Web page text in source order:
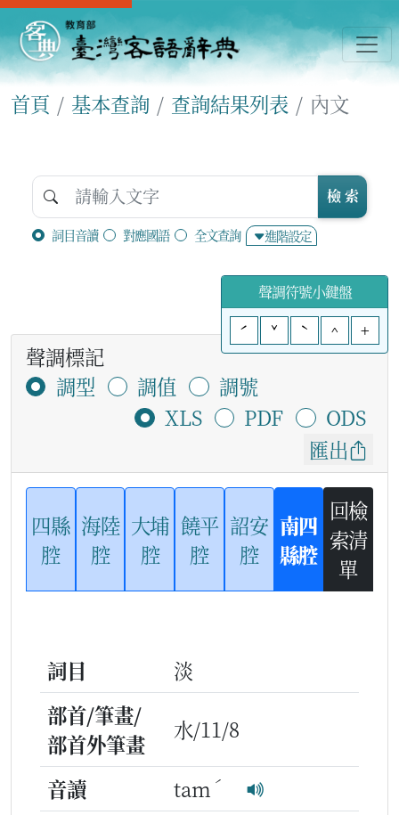
首頁 基本查詢 查詢結果列表 內文
詞目音讀 對應國語 全文查詢 進階設定
檢 索
聲調符號小鍵盤
ˊ
ˇ ˋ ^ +
聲調標記
調型
調值
調號
XLS
PDF
ODS
匯出
四縣
腔
海陸
腔
大埔
腔
饒平
腔
詔安
腔
南四
縣腔
回檢
索清
單
詞目
淡
部首/筆畫/
部首外筆畫
水/11/8
音讀 tam ˊ